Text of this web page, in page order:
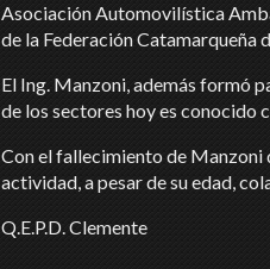
Asociación Automovilística
de la Federación Catamarqueña
El Ing. Manzoni, además formó
de los sectores hoy es conocido
Con el fallecimiento de Manzoni
actividad, a pesar de su edad,
Q.E.P.D. Clemente